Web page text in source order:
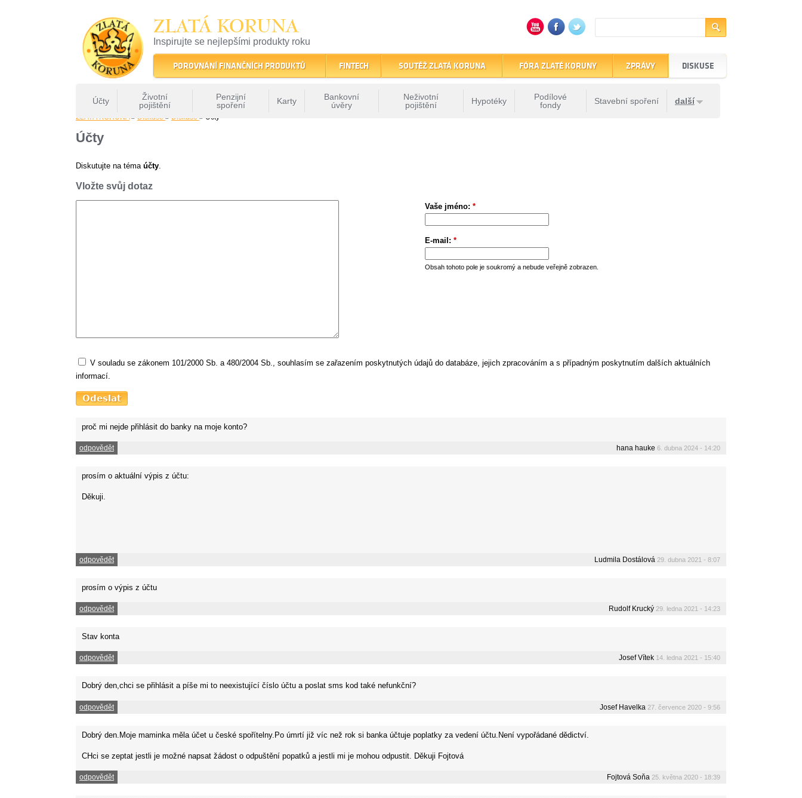
ZLATÁ KORUNA
Inspirujte se nejlepšími produkty roku
22 let tradice a kvality na finančním trhu
POROVNÁNÍ FINANČNÍCH PRODUKTŮ FINTECH SOUTĚŽ ZLATÁ KORUNA FÓRA ZLATÉ KORUNY ZPRÁVY DISKUSE
Účty
Životní
pojištění
Penzijní
spoření
Karty
Bankovní
úvěry
Neživotní
pojištění
Hypotéky
Podílové
fondy
Stavební spoření další
ZLATÁ KORUNA» Diskuse » Diskuse » Účty
Účty
Diskutujte na téma účty.
Vložte svůj dotaz
Vaše jméno: *
E-mail: *
Obsah tohoto pole je soukromý a nebude veřejně zobrazen.
V souladu se zákonem 101/2000 Sb. a 480/2004 Sb., souhlasím se zařazením poskytnutých údajů do databáze, jejich zpracováním a s případným poskytnutím dalších aktuálních
informací.
proč mi nejde přihlásit do banky na moje konto?
odpovědět hana hauke 6. dubna 2024 - 14:20
prosím o aktuální výpis z účtu:
Děkuji.
odpovědět Ludmila Dostálová 29. dubna 2021 - 8:07
prosím o výpis z účtu
odpovědět Rudolf Krucký 29. ledna 2021 - 14:23
Stav konta
odpovědět Josef Vítek 14. ledna 2021 - 15:40
Dobrý den,chci se přihlásit a píše mi to neexistující číslo účtu a poslat sms kod také nefunkční?
odpovědět Josef Havelka 27. července 2020 - 9:56
Dobrý den.Moje maminka měla účet u české spořítelny.Po úmrtí již víc než rok si banka účtuje poplatky za vedení účtu.Není vypořádané dědictví.
CHci se zeptat jestli je možné napsat žádost o odpuštění popatků a jestli mi je mohou odpustit. Děkuji Fojtová
odpovědět Fojtová Soňa 25. května 2020 - 18:39